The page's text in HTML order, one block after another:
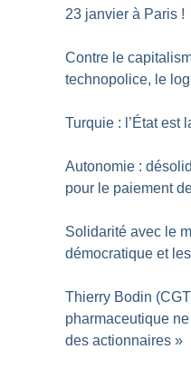
23 janvier à Paris !
Contre le
technopolice, le
Turquie : l’État est
Autonomie :
pour le paiement
Solidarité avec le
démocratique et
Thierry Bodin
pharmaceutique
des actionnaires »